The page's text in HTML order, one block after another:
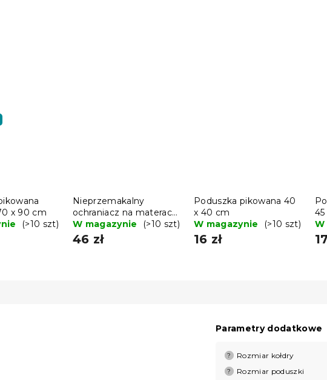
x 90 cm
(>10 szt)
Nieprzemakalny
ochraniacz na materac
PIKOWANY 90 x 200
cm
W magazynie (>10 szt)
46 zł
Poduszka pikowana 40
x 40 cm
W magazynie
(>10 szt)
16 zł
W
Parametry dodatkowe
? Rozmiar kołdry
? Rozmiar poduszki